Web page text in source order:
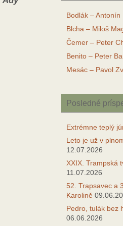
Bodlák – Antonín
Blcha – Miloš
Čemer – Peter
Benito – Peter
Mesác – Pavol
Posledné
Extrémne teplý
Leto je už v
12.07.2026
XXIX. Trampská
11.07.2026
52. Trapsavec a
Karolině
Pedro, tulák bez
06.06.2026